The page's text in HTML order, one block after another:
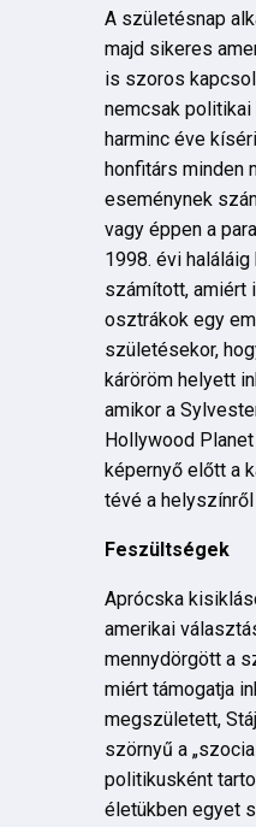
A születésnap
majd sikeres
is szoros
nemcsak politikai
harminc éve
honfitárs minden
eseménynek
vagy éppen a
1998. évi
számított, amiért
osztrákok egy
születésekor,
káröröm helyett
amikor a
Hollywood
képernyő előtt a
tévé a
Feszültségek
Aprócska
amerikai
mennydörgött a
miért támogatja
megszületett,
szörnyű a
politikusként
életükben egyet